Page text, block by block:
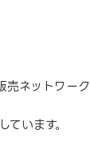
売ネットワーク
います。